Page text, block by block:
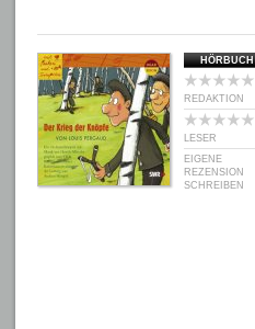
HÖRBUCH
REDAKTION
LESER
EIGENE
REZENSION
SCHREIBEN